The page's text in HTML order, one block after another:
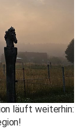
läuft weiterhin: